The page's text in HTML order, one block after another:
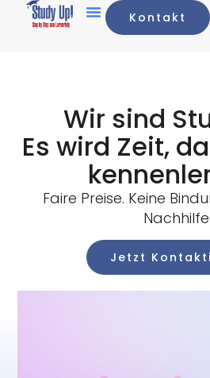
Kontakt
Wir sind
Es wird Zeit,
Faire Preise. Keine
Nachhilfe.
Jetzt